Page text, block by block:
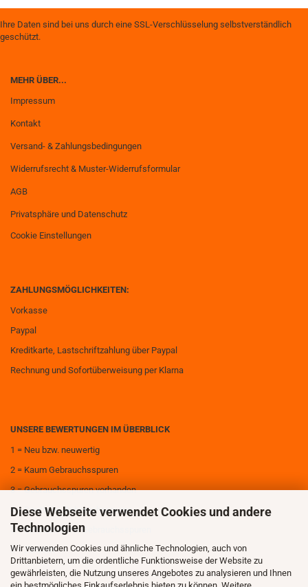
Diese Webseite verwendet Cookies und andere
Technologien
Wir verwenden Cookies und ähnliche Technologien, auch von
Drittanbietern, um die ordentliche Funktionsweise der Website zu
gewährleisten, die Nutzung unseres Angebotes zu analysieren und Ihnen
Ihre Daten sind bei uns durch eine SSL-Verschlüsselung selbstverständlich
geschützt.
MEHR ÜBER...
Impressum
Kontakt
Versand- & Zahlungsbedingungen
Widerrufsrecht & Muster-Widerrufsformular
AGB
Privatsphäre und Datenschutz
Cookie Einstellungen
ZAHLUNGSMÖGLICHKEITEN:
Vorkasse
Paypal
Kreditkarte, Lastschriftzahlung über Paypal
Rechnung und Sofortüberweisung per Klarna
UNSERE BEWERTUNGEN IM ÜBERBLICK
1 = Neu bzw. neuwertig
2 = Kaum Gebrauchsspuren
3 = Gebrauchsspuren vorhanden
4 = Deutliche Gebrauchsspuren
5 = Sehr deutliche Gebrauchsspuren
6 = Zerstört